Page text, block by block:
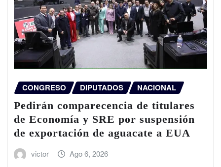
CONGRESO DIPUTADOS NACIONAL
Pedirán comparecencia de titulares
de Economía y SRE por suspensión
de exportación de aguacate a EUA
victor Ago 6, 2026